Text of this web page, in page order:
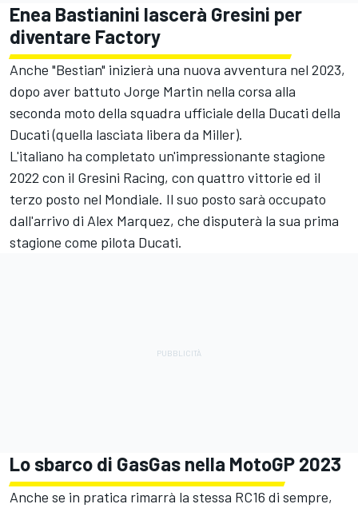
Enea Bastianini lascerà Gresini per
diventare Factory
Anche "Bestian" inizierà una nuova avventura nel 2023,
dopo aver battuto Jorge Martin nella corsa alla
seconda moto della squadra ufficiale della Ducati della
Ducati (quella lasciata libera da Miller).
L'italiano ha completato un'impressionante stagione
2022 con il Gresini Racing, con quattro vittorie ed il
terzo posto nel Mondiale. Il suo posto sarà occupato
dall'arrivo di Alex Marquez, che disputerà la sua prima
stagione come pilota Ducati.
Lo sbarco di GasGas nella MotoGP 2023
Anche se in pratica rimarrà la stessa RC16 di sempre,